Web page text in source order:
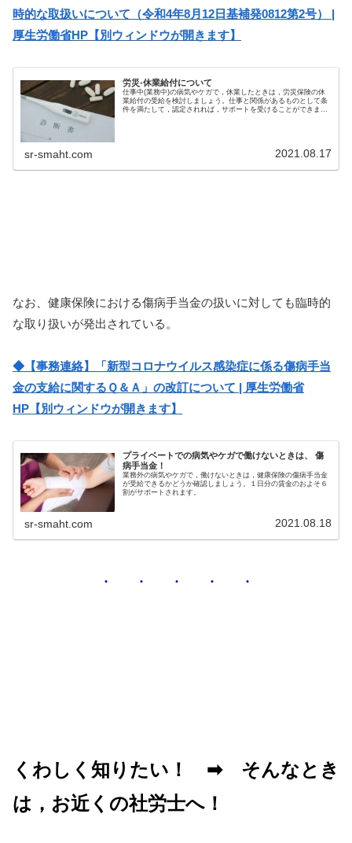
時的な取扱いについて（令和4年8月12日基補発0812第2号） |
厚生労働省HP【別ウィンドウが開きます】
労災-休業給付について
仕事中(業務中)の病気やケガで，休業したときは，労災保険の休
業給付の受給を検討しましょう。仕事と関係があるものとして条
件を満たして，認定されれば，サポートを受けることができま
sr-smaht.com 2021.08.17
なお、健康保険における傷病手当金の扱いに対しても臨時的
な取り扱いが発出されている。
◆【事務連絡】「新型コロナウイルス感染症に係る傷病手当
金の支給に関するＱ＆Ａ」の改訂について | 厚生労働省
HP【別ウィンドウが開きます】
プライベートでの病気やケガで働けないときは、 傷
病手当金！​
業務外の病気やケガで，働けないときは，健康保険の傷病手当金
が受給できるかどうか確認しましょう。１日分の賃金のおよそ６
割がサポートされます。
sr-smaht.com 2021.08.18
・ ・ ・ ・ ・
くわしく知りたい！ ➡ そんなとき
は，お近くの社労士へ！